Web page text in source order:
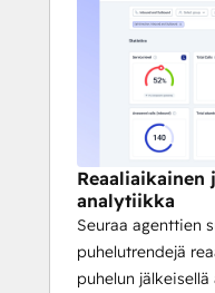
Reaaliaikainen
analytiikka
Seuraa agenttien
puhelutrendejä
puhelun